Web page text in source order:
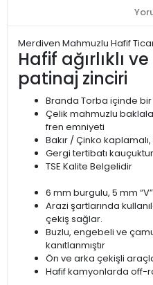
Merdiven Mahmuzlu Hafif
Hafif ağırlıklı
patinaj zinciri
Branda Torba içinde
Çelik mahmuzlu
fren emniyeti
Bakır / Çinko
Gergi tertibatı
TSE Kalite Belgelidir
6 mm burgulu, 5 mm
Arazi şartlarında
çekiş sağlar.
Buzlu, engebeli ve
kanıtlanmıştır
Ön ve arka çekişli
Hafif kamyonlarda off-